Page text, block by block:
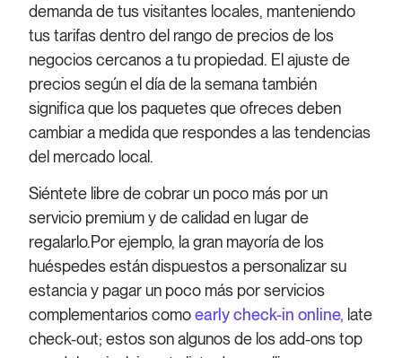
demanda de tus visitantes locales, manteniendo
tus tarifas dentro del rango de precios de los
negocios cercanos a tu propiedad. El ajuste de
precios según el día de la semana también
significa que los paquetes que ofreces deben
cambiar a medida que respondes a las tendencias
del mercado local.
Siéntete libre de cobrar un poco más por un
servicio premium y de calidad en lugar de
regalarlo.Por ejemplo, la gran mayoría de los
huéspedes están dispuestos a personalizar su
estancia y pagar un poco más por servicios
complementarios comoearly check-in online, late
check-out; estos son algunos de los add-ons top